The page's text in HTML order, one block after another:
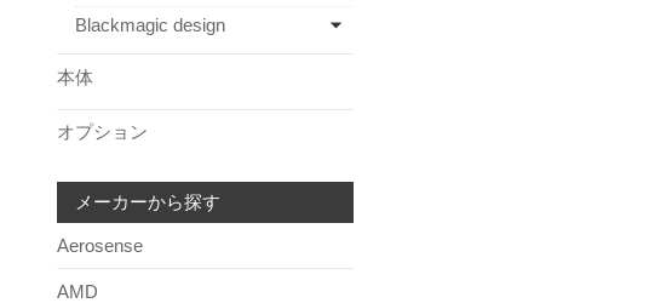
Blackmagic design
本体
オプション
メーカーから探す
Aerosense
AMD